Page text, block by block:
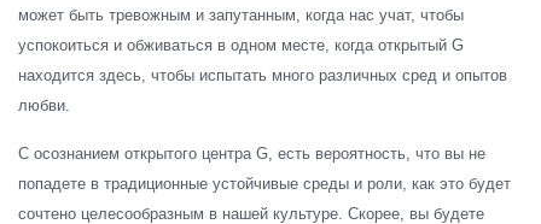
может быть тревожным и запутанным, когда нас учат, чтобы
успокоиться и обживаться в одном месте, когда открытый G
находится здесь, чтобы испытать много различных сред и опытов
любви.
С осознанием открытого центра G, есть вероятность, что вы не
попадете в традиционные устойчивые среды и роли, как это будет
сочтено целесообразным в нашей культуре. Скорее, вы будете